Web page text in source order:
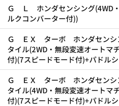
Ｇ Ｌ ホンダセンシング(4WD
ルクコンバーター付))
Ｇ ＥＸ ターボ ホンダセンシ
タイル(2WD・無段変速オートマ
付)(7スピードモード付)+パドル
Ｇ ＥＸ ターボ ホンダセンシ
タイル(4WD・無段変速オートマ
付)(7スピードモード付)+パドル